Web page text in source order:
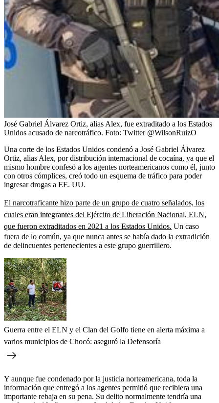
José Gabriel Álvarez Ortiz, alias Alex, fue extraditado a los Estados
Unidos acusado de narcotráfico. Foto: Twitter @WilsonRuizO
Una corte de los Estados Unidos condenó a José Gabriel Álvarez
Ortiz, alias Alex, por distribución internacional de cocaína, ya que el
mismo hombre confesó a los agentes norteamericanos como él, junto
con otros cómplices, creó todo un esquema de tráfico para poder
ingresar drogas a EE. UU.
El narcotraficante hizo parte de un grupo de cuatro señalados, los
cuales eran integrantes del Ejército de Liberación Nacional, ELN,
que fueron extraditados en 2021 a los Estados Unidos. Un caso
fuera de lo común, ya que nunca antes se había dado la extradición
de delincuentes pertenecientes a este grupo guerrillero.
Guerra entre el ELN y el Clan del Golfo tiene en alerta máxima a
varios municipios de Chocó: aseguró la Defensoría
Y aunque fue condenado por la justicia norteamericana, toda la
información que entregó a los agentes permitió que recibiera una
importante rebaja en su pena. Su delito normalmente tendría una